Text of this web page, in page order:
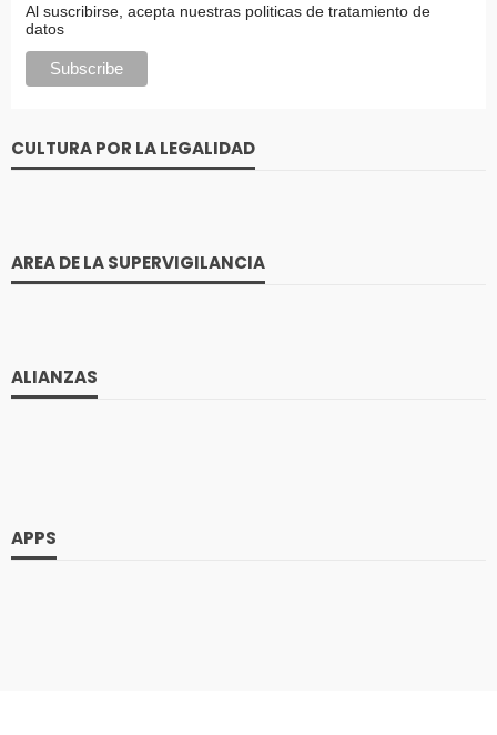
Al suscribirse, acepta nuestras politicas de tratamiento de
datos
CULTURA POR LA LEGALIDAD
AREA DE LA SUPERVIGILANCIA
ALIANZAS
APPS